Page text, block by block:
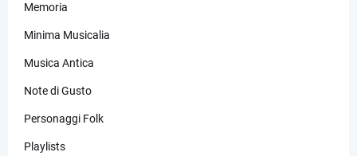
Memoria
Minima Musicalia
Musica Antica
Note di Gusto
Personaggi Folk
Playlists